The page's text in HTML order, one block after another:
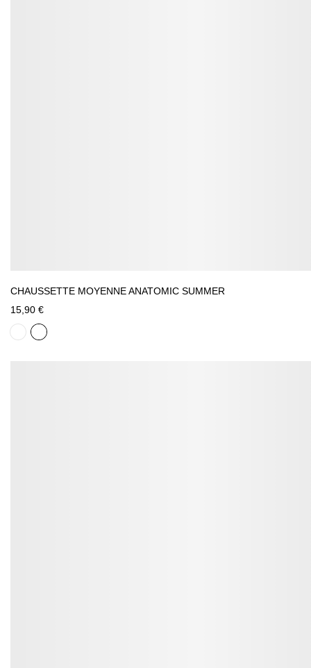
CHAUSSETTE MOYENNE ANATOMIC SUMMER
15,90 €